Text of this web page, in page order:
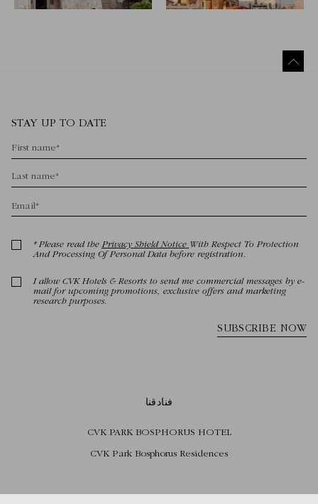
فنادقنا
CVK PARK BOSPHORUS HOTEL
CVK Park Bosphorus Residences